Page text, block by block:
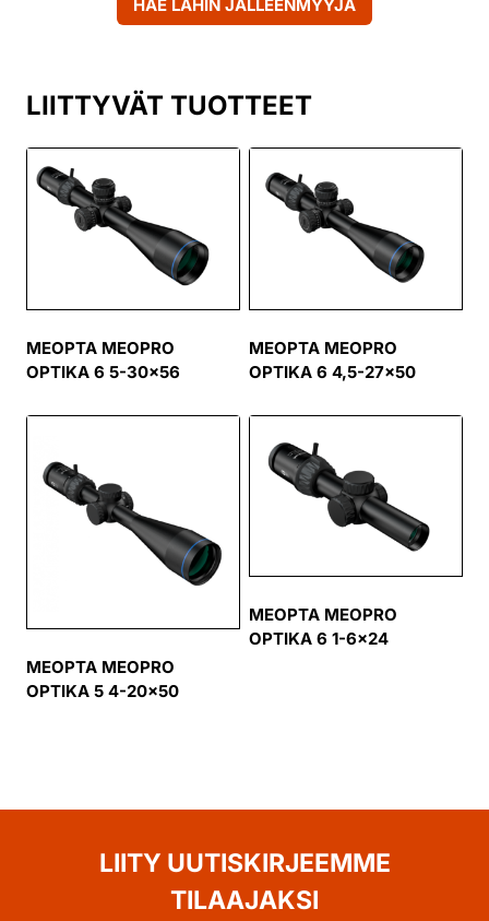
HAE LÄHIN JÄLLEENMYYJÄ
LIITTYVÄT TUOTTEET
MEOPTA MEOPRO
OPTIKA 6 5-30×56
MEOPTA MEOPRO
OPTIKA 6 4,5-27×50
MEOPTA MEOPRO
OPTIKA 5 4-20×50
MEOPTA MEOPRO
OPTIKA 6 1-6×24
LIITY UUTISKIRJEEMME
TILAAJAKSI